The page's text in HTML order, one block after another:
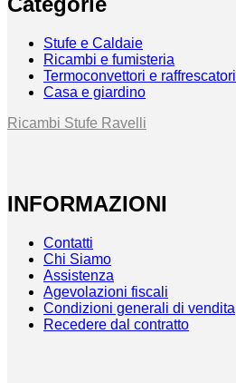
Stufe e Caldaie
Ricambi e fumisteria
Termoconvettori e raffrescatori
Casa e giardino
Ricambi Stufe Ravelli
INFORMAZIONI
Contatti
Chi Siamo
Assistenza
Agevolazioni fiscali
Condizioni generali di vendita
Recedere dal contratto